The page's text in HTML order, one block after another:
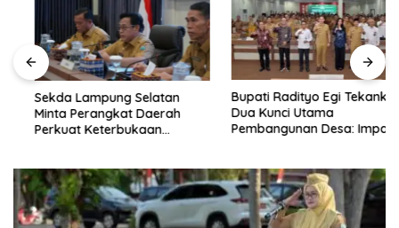
Sekda Lampung Selatan
Minta Perangkat Daerah
Perkuat Keterbukaan
Bupati Radityo Egi Tekankan
Dua Kunci Utama
Pembangunan Desa: Impact